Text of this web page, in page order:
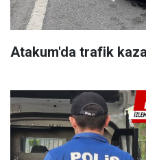
Atakum'da trafik